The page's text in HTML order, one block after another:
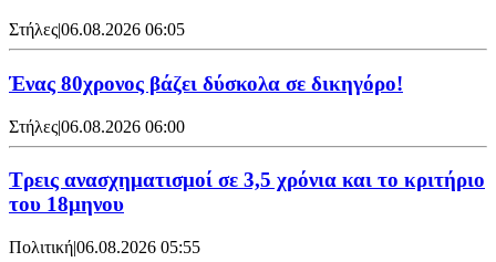
Στήλες|06.08.2026 06:05
Ένας 80χρονος βάζει δύσκολα σε δικηγόρο!
Στήλες|06.08.2026 06:00
Τρεις ανασχηματισμοί σε 3,5 χρόνια και το κριτήριο
του 18μηνου
Πολιτική|06.08.2026 05:55